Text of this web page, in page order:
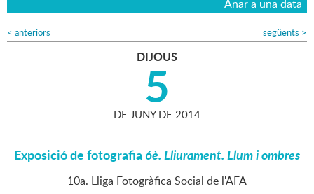
Anar a una data
< anteriors següents >
DIJOUS
5
DE JUNY DE 2014
Exposició de fotografia6è. Lliurament. Llum i ombres
10a. Lliga Fotogràfica Social de l'AFA